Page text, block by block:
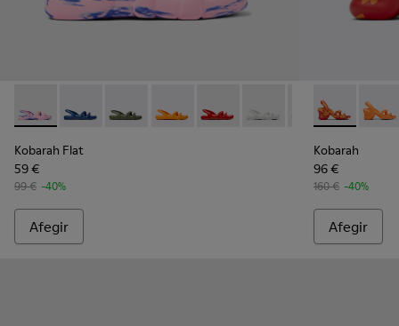
Kobarah Flat - K100957-004 - Sandàlia multicolor unisex
Kobarah Flat - K100957-021 - Sandàlies sintètiques
Kobarah Flat - K100957-018 - Sandàlies
Kobarah Flat - K100957-017 -
Kobarah Flat - K100957-015 -
Kobarah Flat -Kobarah Flat -
Kobarah
Kobarah Flat
59 €
99 € -40%
Afegir
Kobarah -
Kobarah
96 €
160 € -40%
Afegir